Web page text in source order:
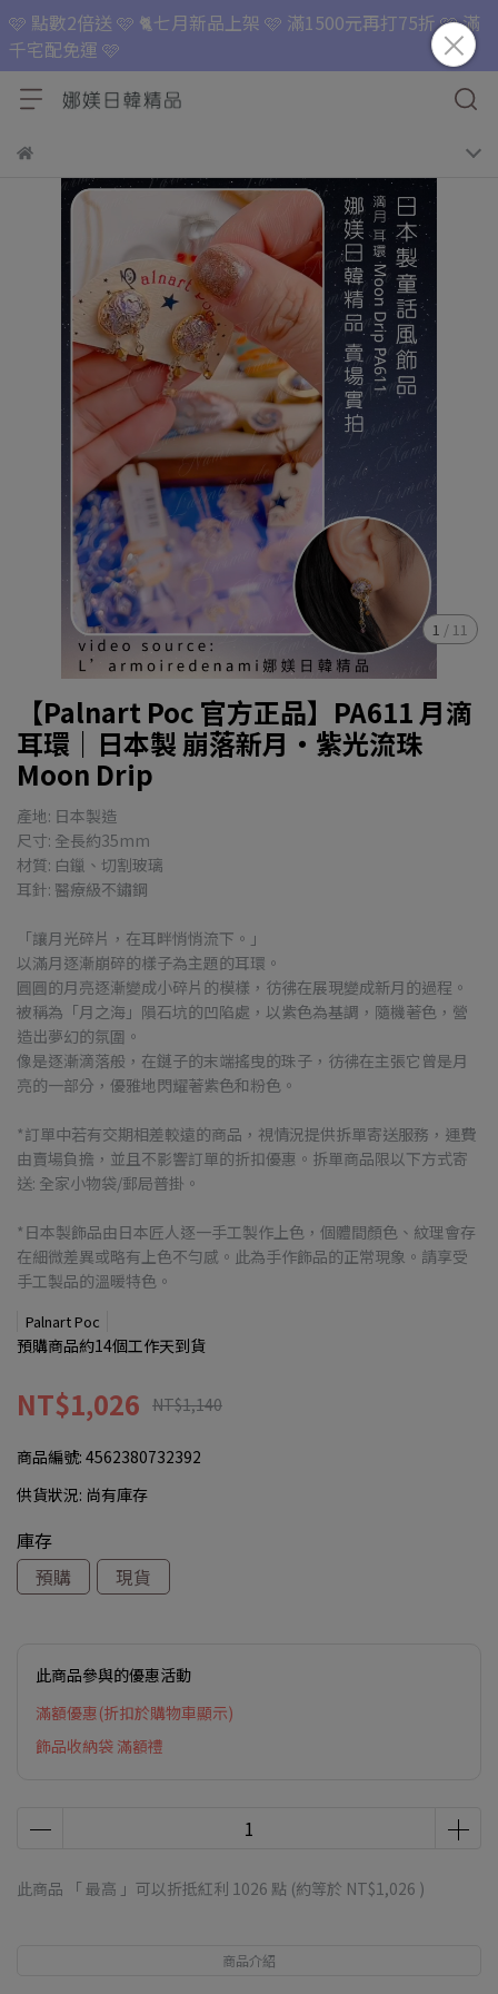
🩷 點數2倍送 🩷 🐈七月新品上架 🩷 滿1500元再打75折 🩷 滿
千宅配免運 🩷
1 / 11
【Palnart Poc 官方正品】PA611 月滴
耳環｜日本製 崩落新月・紫光流珠
Moon Drip
產地: 日本製造
尺寸: 全長約35mm
材質: 白鑞、切割玻璃
耳針: 醫療級不鏽鋼
「讓月光碎片，在耳畔悄悄流下。」
以滿月逐漸崩碎的樣子為主題的耳環。
圓圓的月亮逐漸變成小碎片的模樣，彷彿在展現變成新月的過程。
被稱為「月之海」隕石坑的凹陷處，以紫色為基調，隨機著色，營
造出夢幻的氛圍。
像是逐漸滴落般，在鏈子的末端搖曳的珠子，彷彿在主張它曾是月
亮的一部分，優雅地閃耀著紫色和粉色。
*訂單中若有交期相差較遠的商品，視情況提供拆單寄送服務，運費
由賣場負擔，並且不影響訂單的折扣優惠。拆單商品限以下方式寄
送: 全家小物袋/郵局普掛。
*日本製飾品由日本匠人逐一手工製作上色，個體間顏色、紋理會存
在細微差異或略有上色不勻感。此為手作飾品的正常現象。請享受
手工製品的溫暖特色。
Palnart Poc
預購商品約14個工作天到貨
NT$1,026 NT$1,140
商品編號: 4562380732392
供貨狀況: 尚有庫存
庫存
預購
現貨
此商品參與的優惠活動
滿額優惠(折扣於購物車顯示)
飾品收納袋 滿額禮
此商品 「 最高 」可以折抵紅利 1026 點 (約等於 NT$1,026 )
商品介紹